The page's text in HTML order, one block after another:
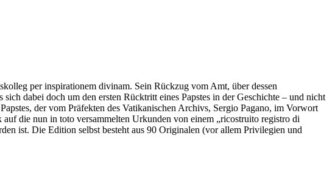
per inspirationem divinam. Sein Rückzug vom Amt, über dessen
dabei doch um den ersten Rücktritt eines Papstes in der Geschichte – und nicht
der vom Präfekten des Vatikanischen Archivs, Sergio Pagano, im Vorwort
die nun in toto versammelten Urkunden von einem „ricostruito registro di
ist. Die Edition selbst besteht aus 90 Originalen (vor allem Privilegien und